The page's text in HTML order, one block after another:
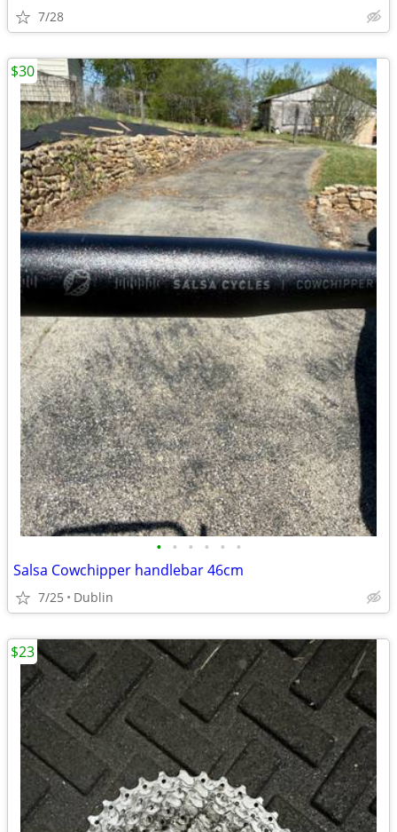
7/28
• • • • • •
Salsa Cowchipper handlebar 46cm
7/25 Dublin
$30
$23